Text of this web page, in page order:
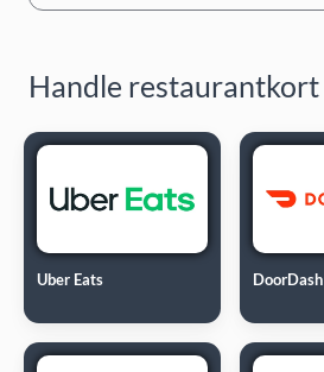
Handle restaurantkort
Uber Eats DoorDash